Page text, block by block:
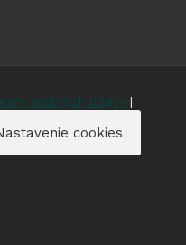
osobných údajov
cookies